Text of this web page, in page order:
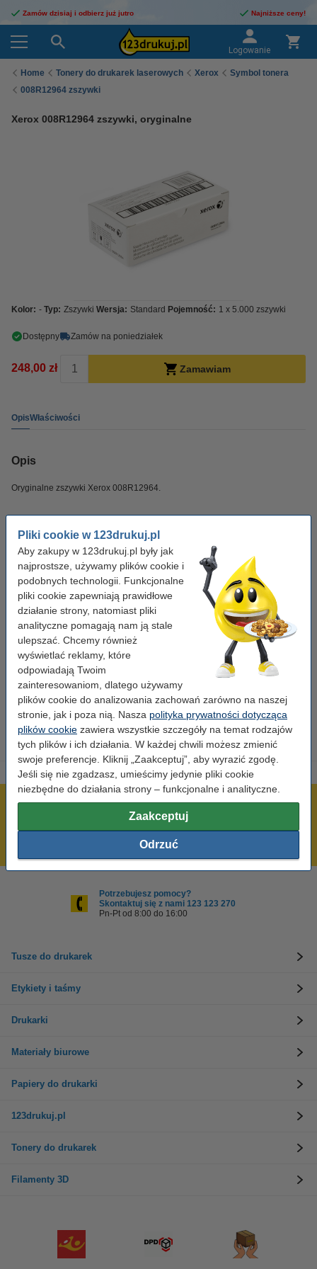
Pliki cookie w 123drukuj.pl
Aby zakupy w 123drukuj.pl były jak
najprostsze, używamy plików cookie i
podobnych technologii. Funkcjonalne
pliki cookie zapewniają prawidłowe
działanie strony, natomiast pliki
analityczne pomagają nam ją stale
ulepszać. Chcemy również
wyświetlać reklamy, które
odpowiadają Twoim
zainteresowaniom, dlatego używamy
plików cookie do analizowania zachowań zarówno na naszej
stronie, jak i poza nią. Nasza polityka prywatności dotycząca
plików cookie zawiera wszystkie szczegóły na temat rodzajów
tych plików i ich działania. W każdej chwili możesz zmienić
swoje preferencje. Kliknij „Zaakceptuj”, aby wyrazić zgodę.
Jeśli się nie zgadzasz, umieścimy jedynie pliki cookie
niezbędne do działania strony – funkcjonalne i analityczne.
Zaakceptuj
Odrzuć
Zamów dzisiaj i odbierz już jutro Najniższe ceny!
Logowanie
Home Tonery do drukarek laserowych Xerox
Symbol tonera
008R12964 zszywki
Xerox 008R12964 zszywki, oryginalne
Kolor: - Typ: Zszywki Wersja: Standard Pojemność: 1 x 5.000 zszywki
Dostępny Zamów na poniedziałek
248,00 zł Zamawiam
OpisWłaściwości
Opis
Oryginalne zszywki Xerox 008R12964.
Kolor:
Typ: Zszywki
Wersja: Standard
Pojemność: 1 x 5.000 zszywki
Marka: Xerox
OEM: 008R12964
Numer artykułu: 047758
600 tysięcy zadowolonych klientów
Potrzebujesz pomocy?
Skontaktuj się z nami 123 123 270
Pn-Pt od 8:00 do 16:00
Tusze do drukarek
Etykiety i taśmy
Drukarki
Materiały biurowe
Papiery do drukarki
123drukuj.pl
Tonery do drukarek
Filamenty 3D